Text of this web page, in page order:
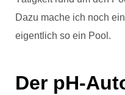
Dazu mache ich noch
eigentlich so ein Pool.
Der pH-